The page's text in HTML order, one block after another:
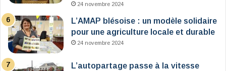
24 novembre 2024
L’AMAP blésoise : un modèle solidaire
pour une agriculture locale et durable
24 novembre 2024
L’autopartage passe à la vitesse